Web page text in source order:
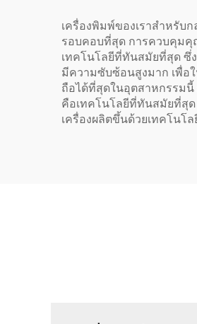
เครื่องพิมพ์ของเราสำหรับ
รอบคอบที่สุด การควบคุมคุ
เทคโนโลยีที่ทันสมัยที่สุด ซึ่
มีความซับซ้อนสูงมาก เพื่อ
ถือได้ที่สุดในอุตสาหกรรม
คือเทคโนโลยีที่ทันสมัยที่สุ
เครื่องผลิตขึ้นด้วยเทคโนโ